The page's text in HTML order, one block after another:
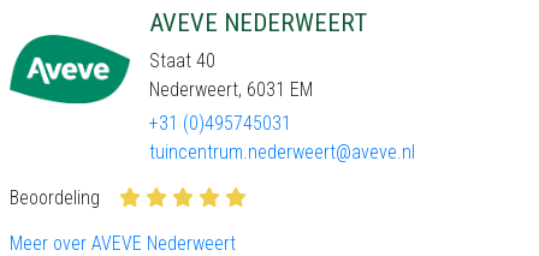
AVEVE NEDERWEERT
Staat 40
Nederweert, 6031 EM
+31 (0)495745031
tuincentrum.nederweert@aveve.nl
Beoordeling
Meer over AVEVE Nederweert